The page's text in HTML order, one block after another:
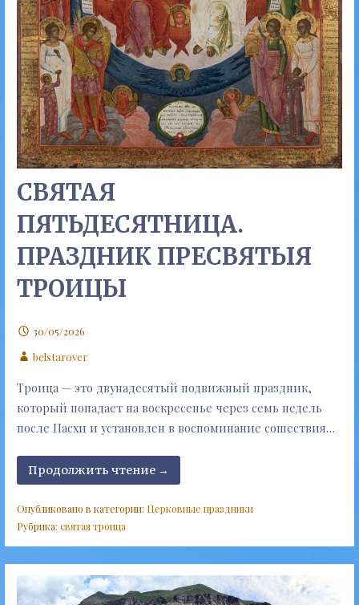
СВЯТАЯ
ПЯТЬДЕСЯТНИЦА.
ПРАЗДНИК ПРЕСВЯТЫЯ
ТРОИЦЫ
30/05/2026
belstarover
Троица — это двунадесятый подвижный праздник,
который попадает на воскресенье через семь недель
после Пасхи и установлен в воспоминание сошествия…
Продолжить чтение →
Опубликовано в категории: Церковные праздники
Рубрика: святая троица